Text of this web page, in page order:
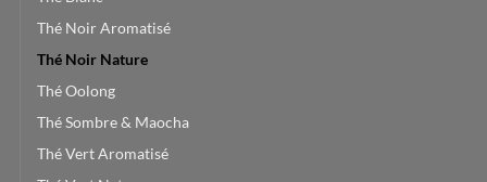
Thé Noir Aromatisé
Thé Noir Nature
Thé Oolong
Thé Sombre & Maocha
Thé Vert Aromatisé